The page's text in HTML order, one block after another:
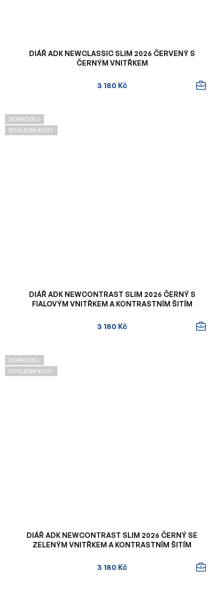
DIÁŘ ADK NEWCLASSIC SLIM 2026 ČERVENÝ S
ČERNÝM VNITŘKEM
3 180 Kč
DOPRODEJ
POSLEDNÍ KUSY
DIÁŘ ADK NEWCONTRAST SLIM 2026 ČERNÝ S
FIALOVÝM VNITŘKEM A KONTRASTNÍM ŠITÍM
3 180 Kč
DOPRODEJ
POSLEDNÍ KUSY
DIÁŘ ADK NEWCONTRAST SLIM 2026 ČERNÝ SE
ZELENÝM VNITŘKEM A KONTRASTNÍM ŠITÍM
3 180 Kč